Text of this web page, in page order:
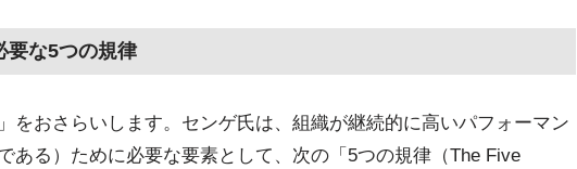
要な5つの規律
をおさらいします。センゲ氏は、組織が継続的に高いパフォーマン
ある）ために必要な要素として、次の「5つの規律（The Five